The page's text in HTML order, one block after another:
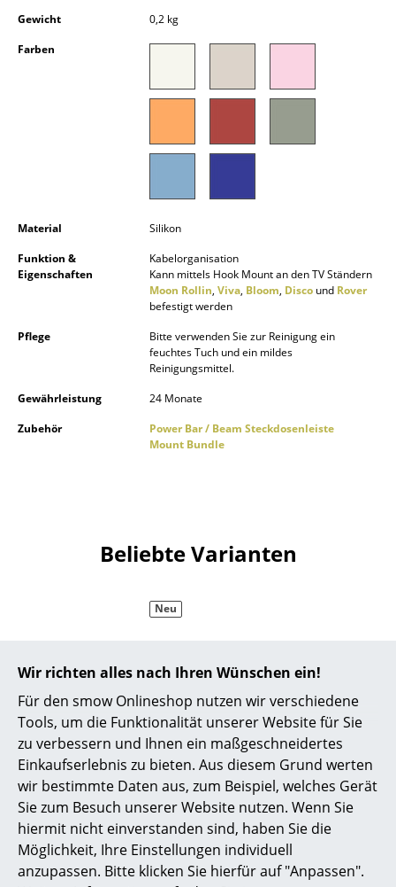
Wir richten alles nach Ihren Wünschen ein!
Für den smow Onlineshop nutzen wir verschiedene
Tools, um die Funktionalität unserer Website für Sie
zu verbessern und Ihnen ein maßgeschneidertes
Einkaufserlebnis zu bieten. Aus diesem Grund werten
wir bestimmte Daten aus, zum Beispiel, welches Gerät
Sie zum Besuch unserer Website nutzen. Wenn Sie
hiermit nicht einverstanden sind, haben Sie die
Möglichkeit, Ihre Einstellungen individuell
anzupassen. Bitte klicken Sie hierfür auf "Anpassen".
Licht
Hängeleuchten & Deckenleuchten
Schreibtischleuchten
Stehleuchten & Leseleuchten
Bodenleuchten
Wandleuchten
... alle Leuchten
Stapelbetten
Kinderbetten
Nachttische & Bettzubehör
... alle Betten
Accessoires
Uhren
Gewicht
0,2 kg
Farben
Material
Silikon
Funktion &
Eigenschaften
Kabelorganisation
Kann mittels Hook Mount an den TV Ständern
Moon Rollin, Viva, Bloom, Disco und Rover
befestigt werden
Pflege
Bitte verwenden Sie zur Reinigung ein
feuchtes Tuch und ein mildes
Reinigungsmittel.
Gewährleistung
24 Monate
Zubehör
Power Bar / Beam Steckdosenleiste
Mount Bundle
Beliebte Varianten
Pedestal
Cable Bagel, Burning
red
35,00 €
2 x sofort lieferbar,
Lieferzeit 1-2 Werktage
Neu
Pedestal
Cable Bagel, Mossy
green
35,00 €
1 x sofort lieferbar,
Lieferzeit 1-2 Werktage